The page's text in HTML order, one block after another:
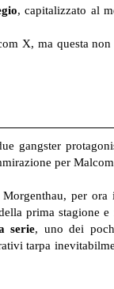
, capitalizzato al
X, ma questa non
gangster
per
per ora
prima stagione
serie, uno dei
tarpa